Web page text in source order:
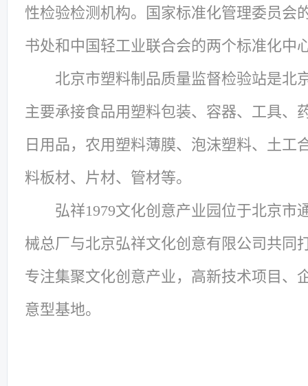
性检验检测机构。国家标准化管理委员会
书处和中国轻工业联合会的两个标准化中
北京市塑料制品质量监督检验站是北
主要承接食品用塑料包装、容器、工具、
日用品，农用塑料薄膜、泡沫塑料、土工
料板材、片材、管材等。
弘祥1979文化创意产业园位于北京市
械总厂与北京弘祥文化创意有限公司共同
专注集聚文化创意产业，高新技术项目、
意型基地。